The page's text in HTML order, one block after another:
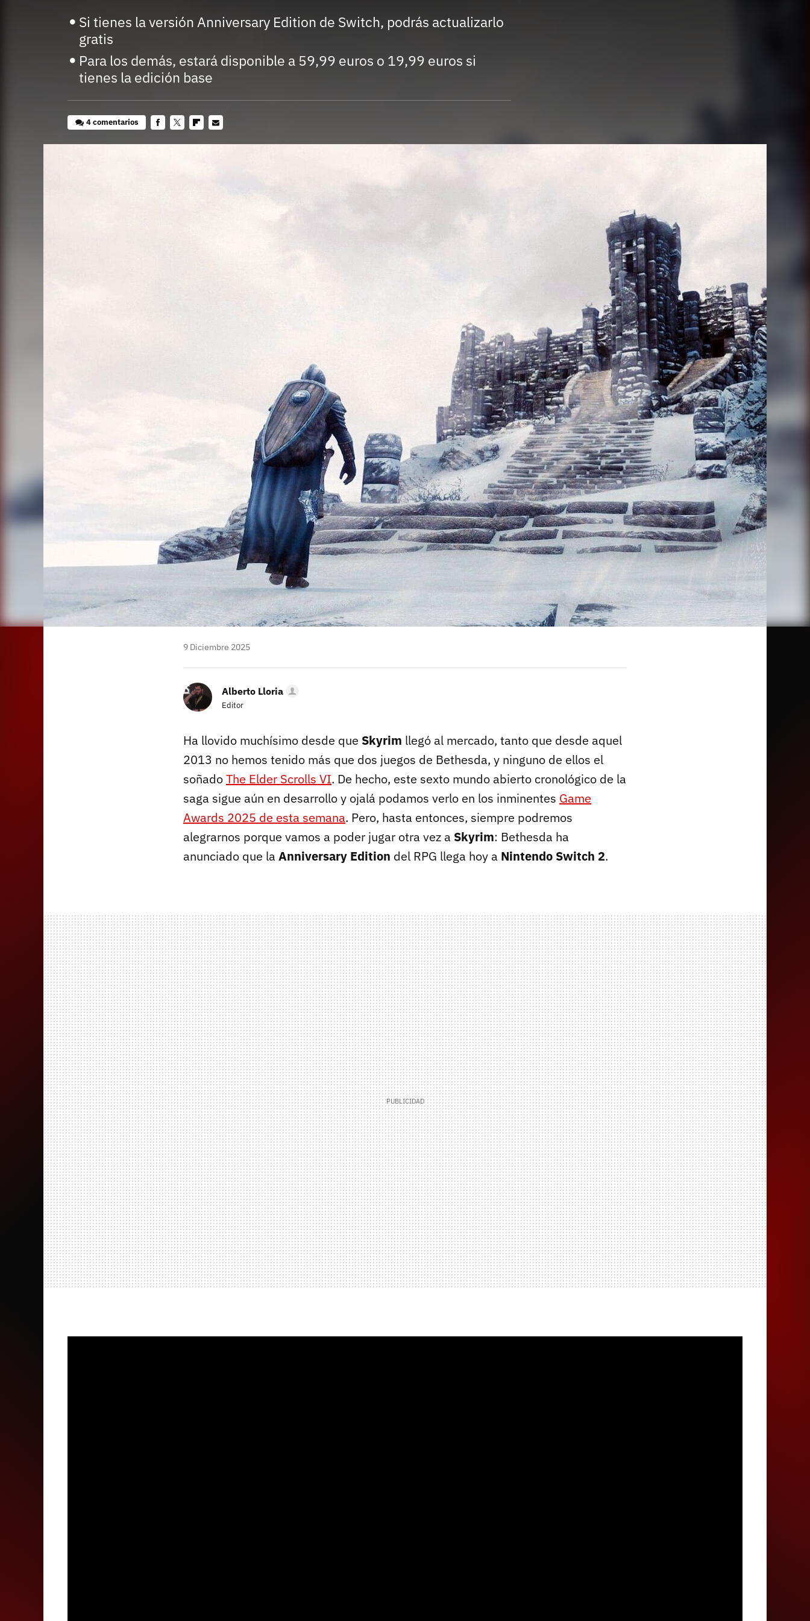
Si tienes la versión Anniversary Edition de Switch, podrás actualizarlo
gratis
Para los demás, estará disponible a 59,99 euros o 19,99 euros si
tienes la edición base
4 comentarios
9 Diciembre 2025
Alberto Lloria
Editor
Ha llovido muchísimo desde que Skyrim llegó al mercado, tanto que desde aquel
2013 no hemos tenido más que dos juegos de Bethesda, y ninguno de ellos el
soñadoThe Elder Scrolls VI. De hecho, este sexto mundo abierto cronológico de la
saga sigue aún en desarrollo y ojalá podamos verlo en los inminentes Game
Awards 2025 de esta semana. Pero, hasta entonces, siempre podremos
alegrarnos porque vamos a poder jugar otra vez a Skyrim: Bethesda ha
anunciado que la Anniversary Edition del RPG llega hoy a Nintendo Switch 2.